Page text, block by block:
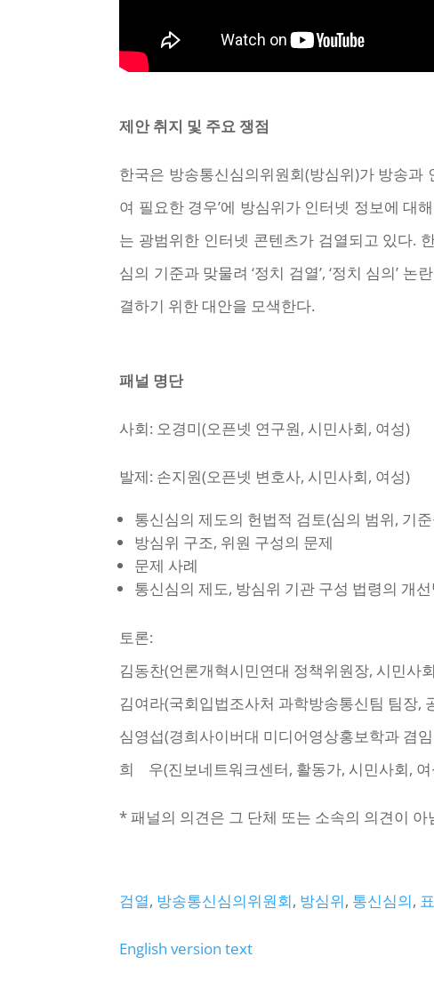
제안 취지 및 주요 쟁점
한국은 방송통신심의위원회(방심위)가 방송과
여 필요한 경우’에 방심위가 인터넷 정보에 대
는 광범위한 인터넷 콘텐츠가 검열되고 있다.
심의 기준과 맞물려 ‘정치 검열’, ‘정치 심의’
결하기 위한 대안을 모색한다.
패널 명단
사회: 오경미(오픈넷 연구원, 시민사회, 여성)
발제: 손지원(오픈넷 변호사, 시민사회, 여성)
통신심의 제도의 헌법적 검토(심의 범위, 기
방심위 구조, 위원 구성의 문제
문제 사례
통신심의 제도, 방심위 기관 구성 법령의 개
토론:
김동찬(언론개혁시민연대 정책위원장, 시민사
김여라(국회입법조사처 과학방송통신팀 팀장,
심영섭(경희사이버대 미디어영상홍보학과 겸
희 우(진보네트워크센터, 활동가, 시민사회,
* 패널의 의견은 그 단체 또는 소속의 의견이 아
검열, 방송통신심의위원회, 방심위, 통신심의,
English version text